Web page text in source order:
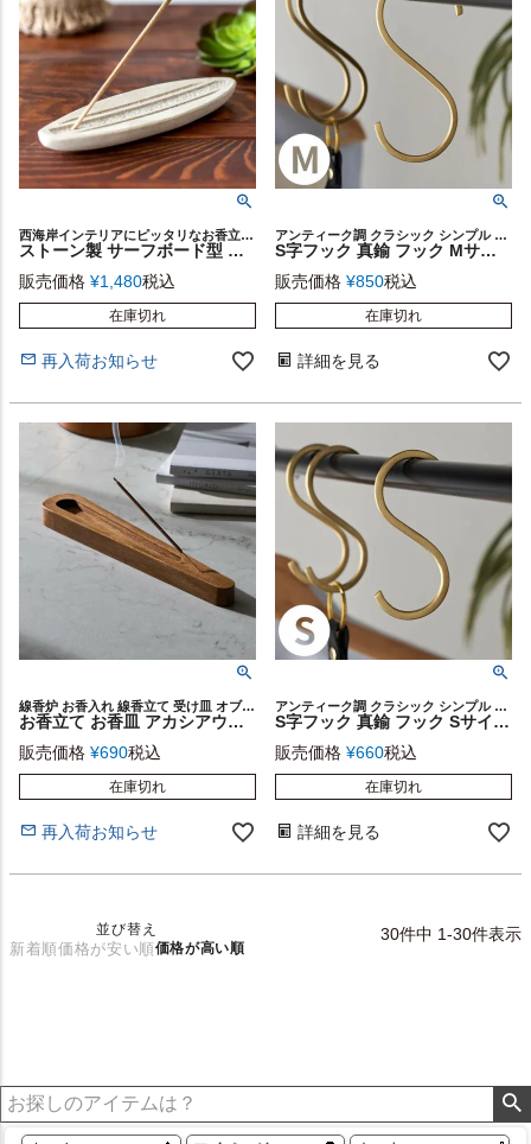
西海岸インテリアにピッタリなお香立♪香皿 インセンスホルダー
ストーン製 サーフボード型 お香立て(12480)【生活雑貨のELEMENTS本店】
販売価格 ¥1,480税込
在庫切れ
再入荷お知らせ
アンティーク調 クラシック シンプル フラット 店舗 什器 カフェ 手作り ハンドメイド レストラン 繊細 華奢 上品 クローゼット 服 バッグ 帽子 コート マフラー 植物 レトロ プレゼント
S字フック 真鍮 フック Mサイズ 大 約 W 5cm D 0.2cm H 12cm ゴールド 金 金属 アンティーク 風 吊下げ 吊り下げ 見せる 収納 S字ハンガー S字 ウォールデコレーション ウォールフック 壁飾り 壁掛け おしゃれ 北欧 リゾート 雑貨 インテリア 西海岸 メール便対応 [34600]
販売価格 ¥850税込
在庫切れ
詳細を見る
線香炉 お香入れ 線香立て 受け皿 オブジェ トレイ インテリア
お香立て お香皿 アカシアウッド 木製 横置 インド 製 約 W 27 × D 5 × H 2 cm お香スタンド インセンスホルダー インセンススタンド インセンストレイ お香トレイ おしゃれ エスニック BOHO ボーホー インド雑貨 韓国 西海岸 [34542]
販売価格 ¥690税込
在庫切れ
再入荷お知らせ
アンティーク調 クラシック シンプル フラット 店舗 什器 カフェ 手作り ハンドメイド レストラン 繊細 華奢 上品 クローゼット 服 バッグ 帽子 コート マフラー 植物 レトロ プレゼント
S字フック 真鍮 フック Sサイズ 小 約 W 4cm D 0.2cm H 8.5cm ゴールド 金 金属 アンティーク 風 吊下げ 吊り下げ 見せる 収納 S字ハンガー S字 ウォールデコレーション ウォールフック 壁飾り 壁掛け おしゃれ 北欧 リゾート 雑貨 インテリア 西海岸 メール便対応 [34601]
販売価格 ¥660税込
在庫切れ
詳細を見る
並び替え
新着順価格が安い順価格が高い順
30件中 1-30件表示